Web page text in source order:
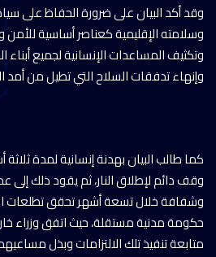
وقد أكد البيان على ضرورة الحفاظ على
وسلامته الإقليمية كعناصر أساسية للأمن
وتكثيف المساعدات الإنسانية لجميع
وإنهاء تدفقات السلاح التي تطيل من أمد
كما طالب البيان بهدنة إنسانية لمدة
وقف دائم لإطلاق النار، ثم يقود ذلك إلى
وشفافة خلال تسعة أشهر تحقق تطلعات
حكومة مدنية مستقلة، حيث اتفق وزراء
متابعة تنفيذ تلك الالتزامات وبذل